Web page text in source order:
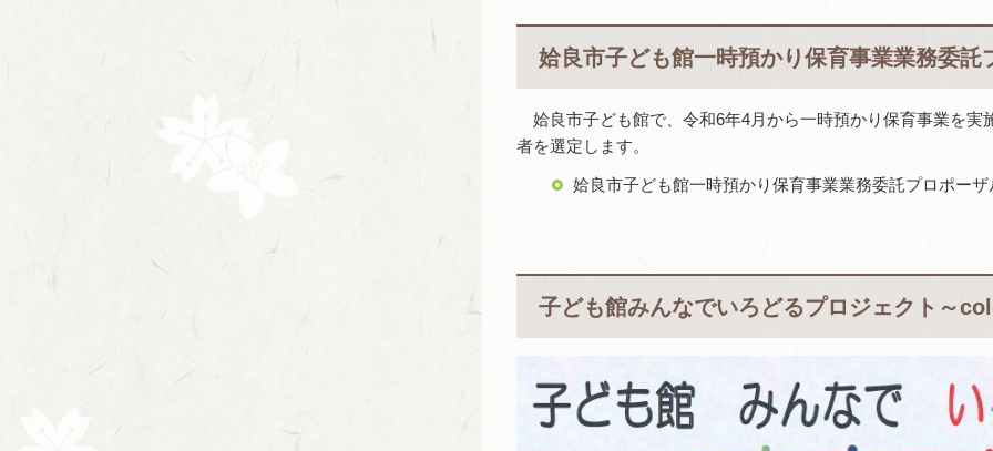
姶良市子ども館一時預かり保育事業業務委託
姶良市子ども館で、令和6年4月から一時預かり保育事業を実
者を選定します。
姶良市子ども館一時預かり保育事業業務委託プロポー
子ども館みんなでいろどるプロジェクト～